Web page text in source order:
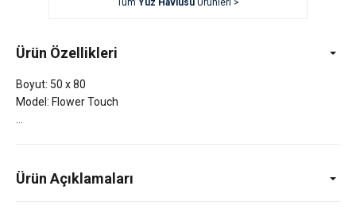
Tüm Yüz HavlusuÜrünleri >
Ürün Özellikleri
Boyut: 50 x 80
Model: Flower Touch
Ürün Açıklamaları